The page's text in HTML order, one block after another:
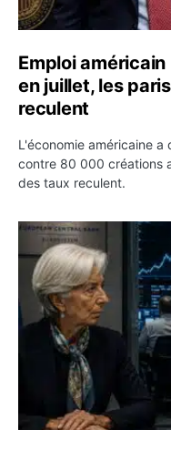
Emploi
en juillet, les
reculent
L'économie américaine
contre 80 000 créations
des taux reculent.
Yen : Washington a